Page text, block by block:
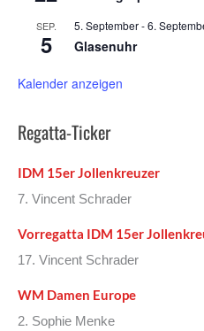
SEP.
5
5. September-6.
Glasenuhr
Kalender anzeigen
Regatta-Ticker
IDM 15er Jollenkreuzer
7. Vincent Schrader
Vorregatta IDM 15er
17. Vincent Schrader
WM Damen Europe
2. Sophie Menke